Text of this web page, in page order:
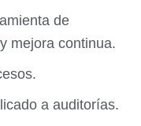
de
mejora continua.
a auditorías.